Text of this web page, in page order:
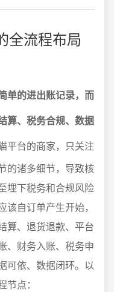
全流程布局
单的进出账记录，而
算、税务合规、数据
平台的商家，只关注
的诸多细节，导致核
埋下税务和合规风险
自订单产生开始，
算、退货退款、平台
、财务入账、税务申
可依、数据闭环。以
点：